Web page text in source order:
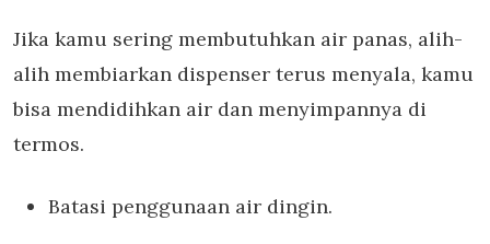
Jika kamu sering membutuhkan air panas, alih-
alih membiarkan dispenser terus menyala, kamu
bisa mendidihkan air dan menyimpannya di
termos.
Batasi penggunaan air dingin.